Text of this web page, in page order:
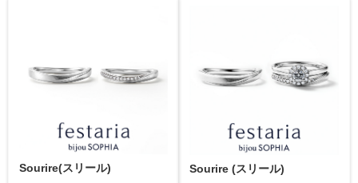
Sourire(スリール) Sourire (スリール)